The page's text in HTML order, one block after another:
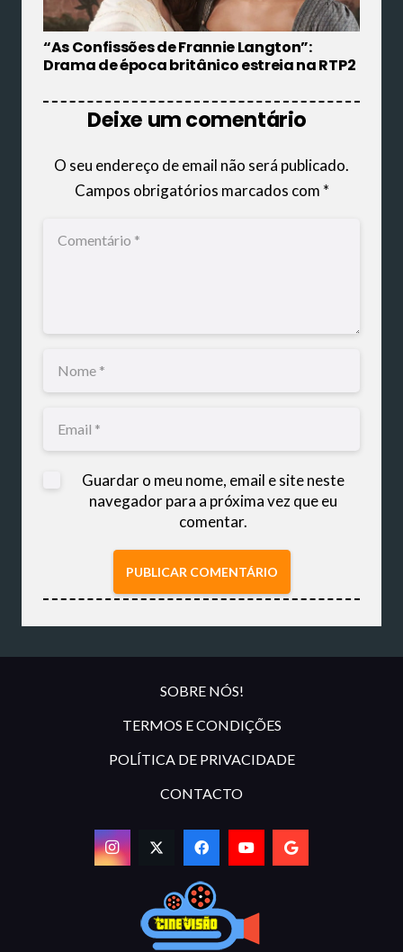
“As Confissões de Frannie Langton”:
Drama de época britânico estreia na RTP2
Deixe um comentário
O seu endereço de email não será publicado.
Campos obrigatórios marcados com *
Guardar o meu nome, email e site neste
navegador para a próxima vez que eu
comentar.
PUBLICAR COMENTÁRIO
SOBRE NÓS!
TERMOS E CONDIÇÕES
POLÍTICA DE PRIVACIDADE
CONTACTO